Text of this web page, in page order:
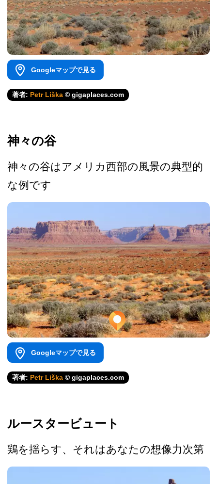
Googleマップで見る
著者: Petr Liška © gigaplaces.com
神々の谷
神々の谷はアメリカ西部の風­景の典型的
な例です
Googleマップで見る
著者: Petr Liška © gigaplaces.com
ルースタービュート
鶏を揺らす、それはあなたの想像力次第